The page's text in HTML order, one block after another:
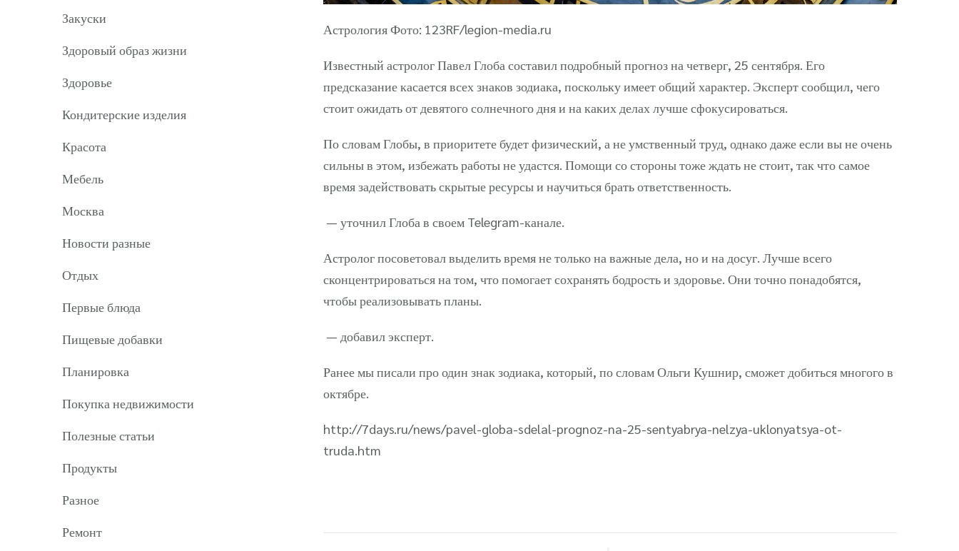
Астрология Фото: 123RF/legion-media.ru
Известный астролог Павел Глоба составил подробный прогноз на четверг, 25 сентября. Его
предсказание касается всех знаков зодиака, поскольку имеет общий характер. Эксперт сообщил, чего
стоит ожидать от девятого солнечного дня и на каких делах лучше сфокусироваться.
По словам Глобы, в приоритете будет физический, а не умственный труд, однако даже если вы не очень
сильны в этом, избежать работы не удастся. Помощи со стороны тоже ждать не стоит, так что самое
время задействовать скрытые ресурсы и научиться брать ответственность.
— уточнил Глоба в своем Telegram-канале.
Астролог посоветовал выделить время не только на важные дела, но и на досуг. Лучше всего
сконцентрироваться на том, что помогает сохранять бодрость и здоровье. Они точно понадобятся,
чтобы реализовывать планы.
— добавил эксперт.
Ранее мы писали про один знак зодиака, который, по словам Ольги Кушнир, сможет добиться многого в
октябре.
http://7days.ru/news/pavel-globa-sdelal-prognoz-na-25-sentyabrya-nelzya-uklonyatsya-ot-
truda.htm
Закуски
Здоровый образ жизни
Здоровье
Кондитерские изделия
Красота
Мебель
Москва
Новости разные
Отдых
Первые блюда
Пищевые добавки
Планировка
Покупка недвижимости
Полезные статьи
Продукты
Разное
Ремонт